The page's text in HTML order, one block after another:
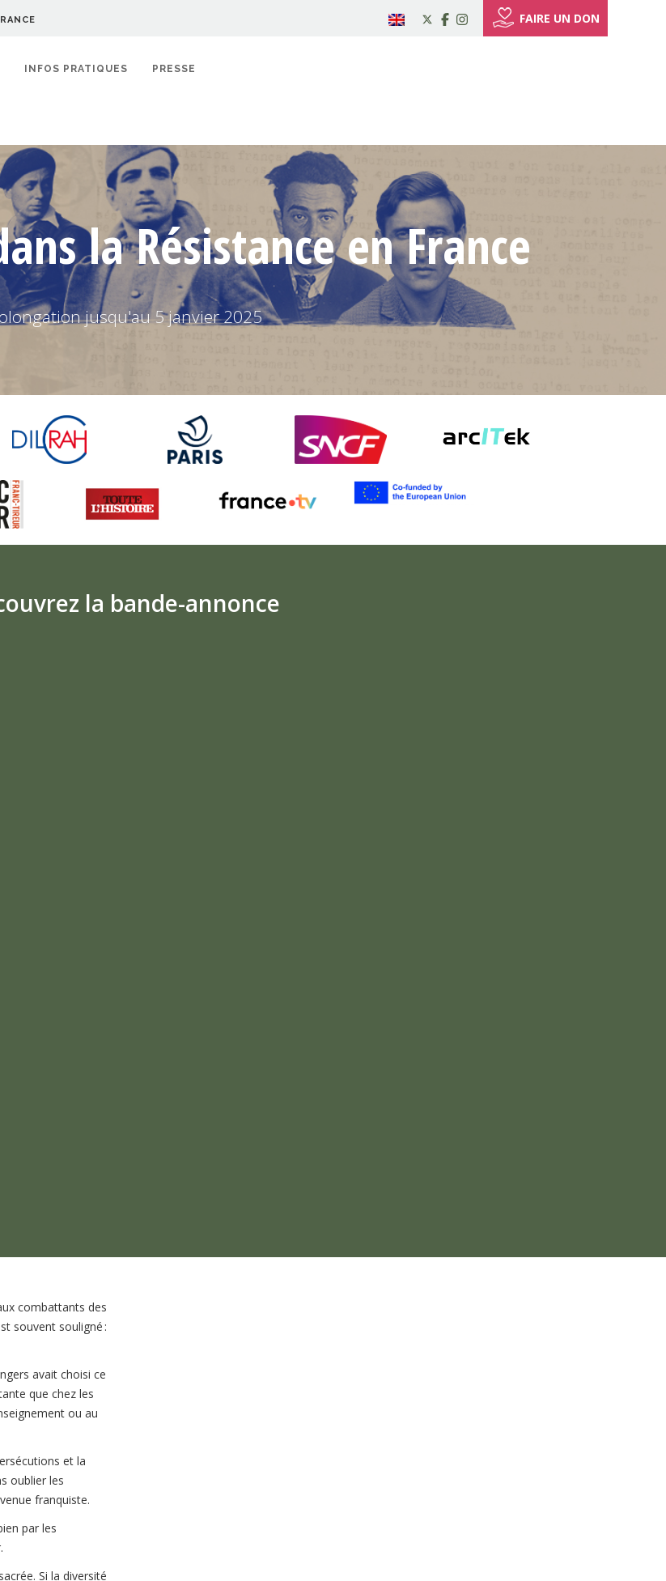
FAIRE UN DON
INFOS PRATIQUES PRESSE
la Résistance en France
jusqu'au 5 janvier 2025
la bande-annonce
combattants des
souvent souligné :
avait choisi ce
que chez les
ou au
et la
oublier les
franquiste.
par les
Si la diversité